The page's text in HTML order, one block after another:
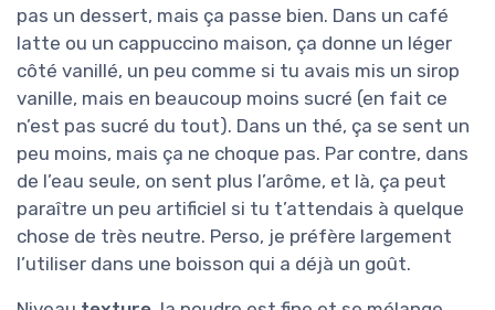
pas un dessert, mais ça passe bien. Dans un café
latte ou un cappuccino maison, ça donne un léger
côté vanillé, un peu comme si tu avais mis un sirop
vanille, mais en beaucoup moins sucré (en fait ce
n’est pas sucré du tout). Dans un thé, ça se sent un
peu moins, mais ça ne choque pas. Par contre, dans
de l’eau seule, on sent plus l’arôme, et là, ça peut
paraître un peu artificiel si tu t’attendais à quelque
chose de très neutre. Perso, je préfère largement
l’utiliser dans une boisson qui a déjà un goût.